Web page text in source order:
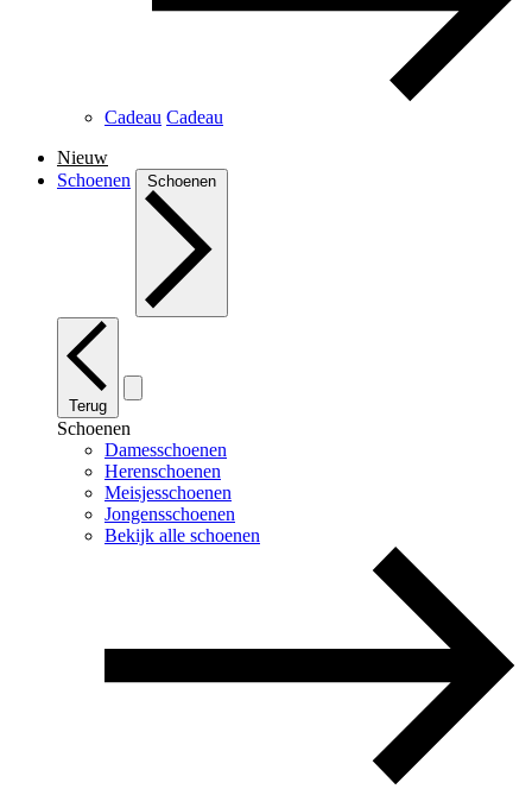
Cadeau Cadeau
Nieuw
Schoenen
Schoenen
Terug
Schoenen
Damesschoenen
Herenschoenen
Meisjesschoenen
Jongensschoenen
Bekijk alle schoenen